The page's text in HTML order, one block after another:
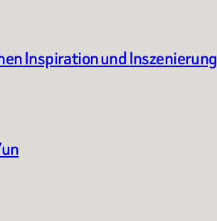
Inspiration und Inszenierung